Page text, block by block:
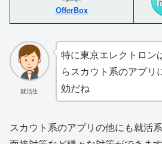
OfferBox
就活生
特に東京エレクトロン
らスカウト系のアプリ
効だね
スカウト系のアプリの他にも就活